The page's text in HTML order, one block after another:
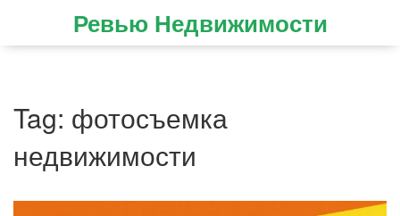
Ревью Недвижимости
Tag: фотосъемка
недвижимости